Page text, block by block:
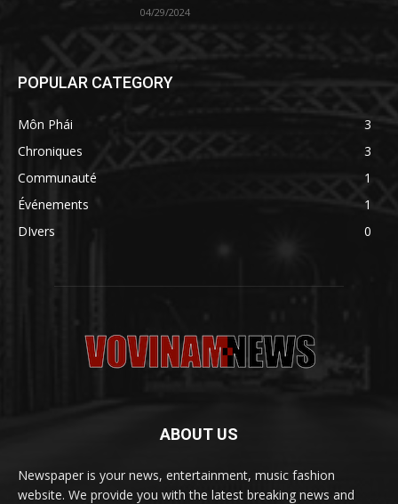
04/29/2024
POPULAR CATEGORY
Môn Phái
3
Chroniques
3
Communauté
1
Événements
1
DIvers
0
ABOUT US
Newspaper is your news, entertainment, music fashion
website. We provide you with the latest breaking news and